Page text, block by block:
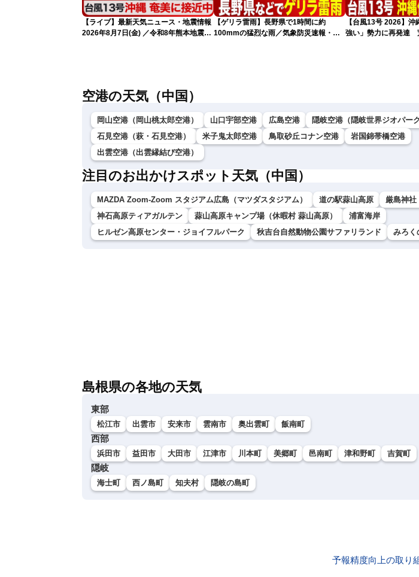
【ライブ】最新天気ニュース・地震情報
2026年8月7日(金) ／令和8年熊本地震情
【ゲリラ雷雨】長野県で1時間に約
100mmの猛烈な雨／気象防災速報・記
【台風13号 2026】
強い」勢力に再発達
空港の天気（中国）
岡山空港（岡山桃太郎空港） 山口宇部空港 広島空港
隠岐空港（隠岐世界ジオパーク
石見空港（萩・石見空港）
米子鬼太郎空港 鳥取砂丘コナン空港
岩国錦帯橋空港
出雲空港（出雲縁結び空港）
注目のお出かけスポット天気（中国）
MAZDA Zoom-Zoom スタジアム広島（マツダスタジアム） 道の駅蒜山高原
厳島神社
神石高原ティアガルテン
蒜山高原キャンプ場（休暇村 蒜山高原）
浦富海岸
ヒルゼン高原センター・ジョイフルパーク
秋吉台自然動物公園サファリランド みろく
島根県の各地の天気
東部
松江市 出雲市 安来市 雲南市 奥出雲町 飯南町
西部
浜田市 益田市 大田市 江津市 川本町 美郷町 邑南町 津和野町 吉賀町
隠岐
海士町 西ノ島町 知夫村 隠岐の島町
予報精度向上の取り